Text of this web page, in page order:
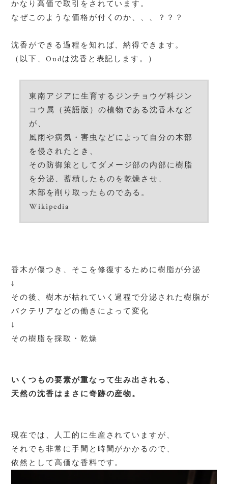
かなり高価で取引をされています。
なぜこのような価格が付くのか、、、？？？
沈香 ができる過程を知れば、納得できます。
（以下、Oudは沈香と表記します。）
東南アジアに生育するジンチョウゲ科ジン
コウ属（英語版）の植物である沈香木など
が、
風雨や病気・害虫などによって自分の木部
を侵されたとき、
その防御策としてダメージ部の内部に樹脂
を分泌、蓄積したものを乾燥させ、
木部を削り取ったものである。
Wikipedia
香木が傷つき、そこを修復するために樹脂が分泌
↓
その後、樹木が枯れていく過程で分泌された樹脂が
バクテリアなどの働きによって変化
↓
その樹脂を採取・乾燥
いくつもの要素が重なって生み出される、
天然の沈香はまさに奇跡の産物。
現在では、人工的に生産されていますが、
それでも非常に手間と時間がかかるので、
依然として高価な香料です。